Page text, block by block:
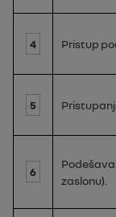
4 Pristup
5
6
zaslonu).